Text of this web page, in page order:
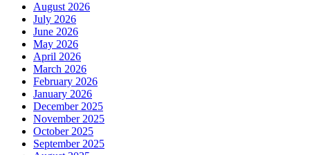
August 2026
July 2026
June 2026
May 2026
April 2026
March 2026
February 2026
January 2026
December 2025
November 2025
October 2025
September 2025